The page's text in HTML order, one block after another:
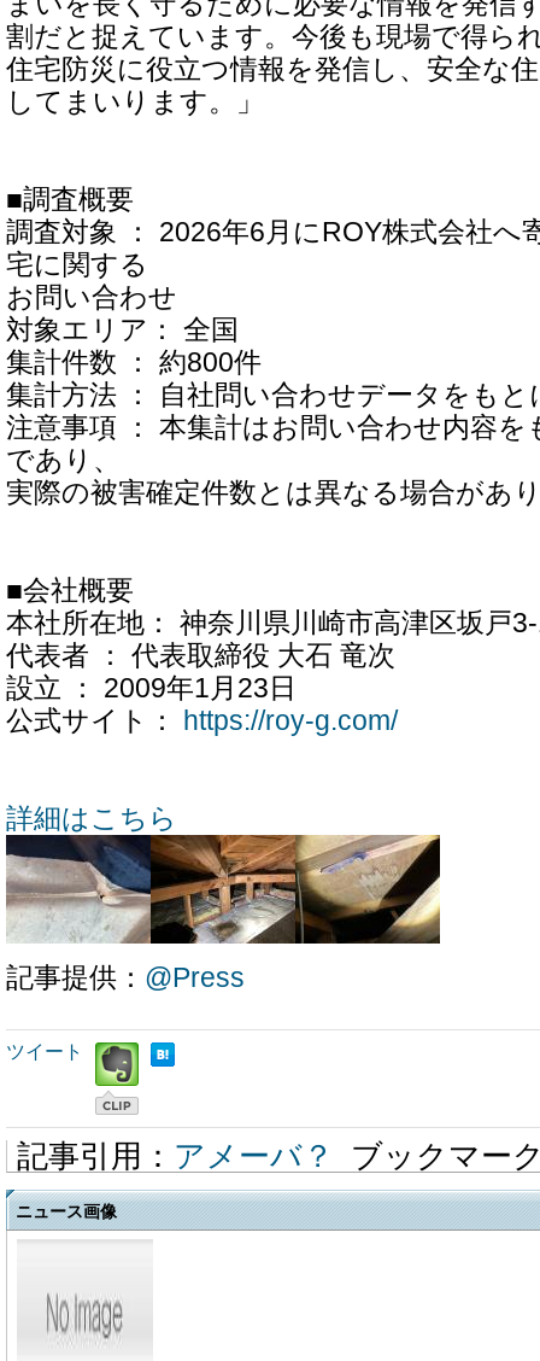
割だと捉えています。今後も現場で得ら
住宅防災に役立つ情報を発信し、安全な
してまいります。」
■調査概要
調査対象 ： 2026年6月にROY株式会社へ
宅に関する
お問い合わせ
対象エリア： 全国
集計件数 ： 約800件
集計方法 ： 自社問い合わせデータをもと
注意事項 ： 本集計はお問い合わせ内容
であり、
実際の被害確定件数とは異なる場合があ
■会社概要
本社所在地： 神奈川県川崎市高津区坂戸
代表者 ： 代表取締役 大石 竜次
設立 ： 2009年1月23日
公式サイト：
https://roy-g.com/
詳細はこちら
記事提供： @Press
ツイート
記事引用： アメーバ？ ブックマー
ニュース画像